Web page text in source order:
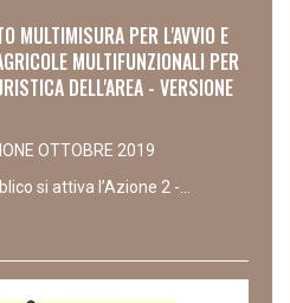
MULTIMISURA PER L'AVVIO E
MULTIFUNZIONALI PER
DELL'AREA - VERSIONE
OTTOBRE 2019
si attiva l’Azione 2 -...